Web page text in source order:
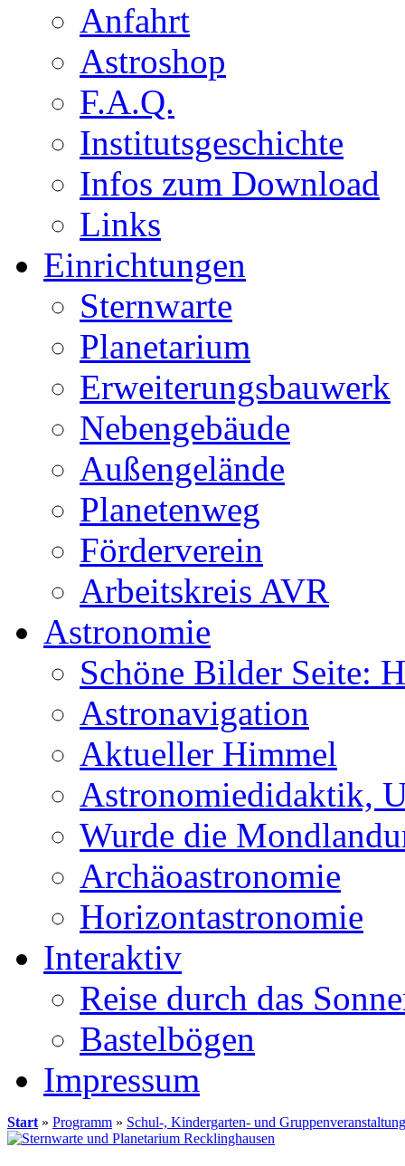
Anfahrt
Astroshop
F.A.Q.
Institutsgeschichte
Infos zum Download
Links
Einrichtungen
Sternwarte
Planetarium
Erweiterungsbauwerk
Nebengebäude
Außengelände
Planetenweg
Förderverein
Arbeitskreis AVR
Astronomie
Schöne Bilder Seite:
Astronavigation
Aktueller Himmel
Astronomiedidaktik,
Wurde die
Archäoastronomie
Horizontastronomie
Interaktiv
Reise durch das
Bastelbögen
Impressum
Start » Programm » Schul-, Kindergarten- und